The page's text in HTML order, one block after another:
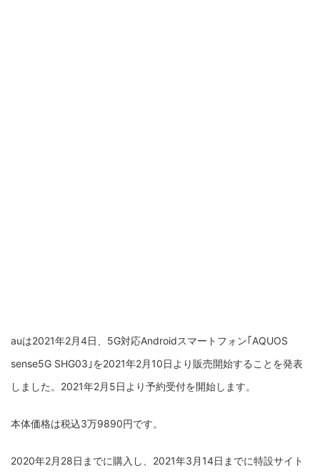
auは2021年2月4日、5G対応Androidスマートフォン｢AQUOS
sense5G SHG03｣を2021年2月10日より販売開始することを発表
しました。2021年2月5日より予約受付を開始します。
本体価格は税込3万9890円です。
2020年2月28日までに購入し、2021年3月14日までに特設サイト